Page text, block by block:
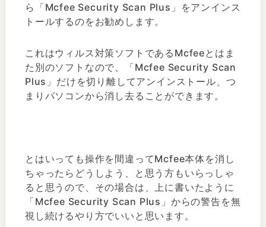
ら「Mcfee Security Scan Plus」をアンインス
トールするのをお勧めします。
これはウィルス対策ソフトであるMcfeeとはま
た別のソフトなので、「Mcfee Security Scan
Plus」だけを切り離してアンインストール、つ
まりパソコンから消し去ることができます。
とはいっても操作を間違ってMcfee本体を消し
ちゃったらどうしよう、と思う方もいらっしゃ
ると思うので、その場合は、上に書いたように
「Mcfee Security Scan Plus」からの警告を無
視し続けるやり方でいいと思います。